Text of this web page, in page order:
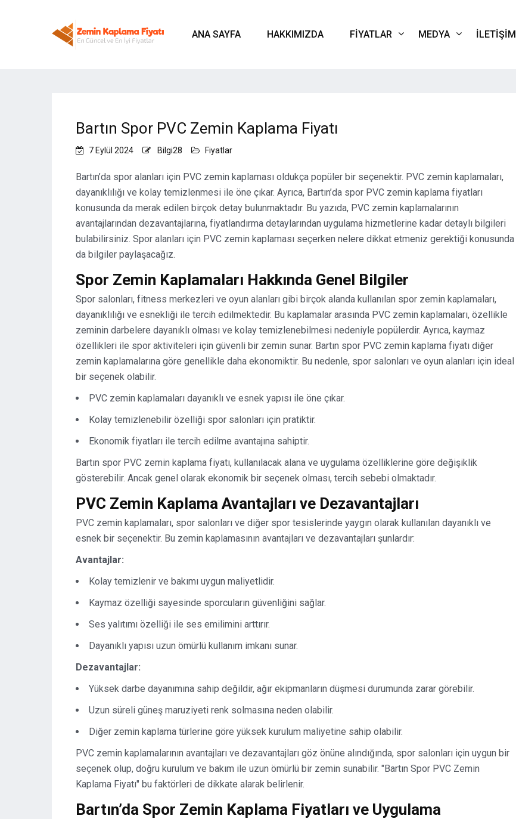
ANA SAYFA HAKKIMIZDA FIYATLAR MEDYA İLETIŞIM
Bartın Spor PVC Zemin Kaplama Fiyatı
7 Eylül 2024 Bilgi28 Fiyatlar
Bartın’da spor alanları için PVC zemin kaplaması oldukça popüler bir seçenektir. PVC zemin kaplamaları,
dayanıklılığı ve kolay temizlenmesi ile öne çıkar. Ayrıca, Bartın’da spor PVC zemin kaplama fiyatları
konusunda da merak edilen birçok detay bulunmaktadır. Bu yazıda, PVC zemin kaplamalarının
avantajlarından dezavantajlarına, fiyatlandırma detaylarından uygulama hizmetlerine kadar detaylı bilgileri
bulabilirsiniz. Spor alanları için PVC zemin kaplaması seçerken nelere dikkat etmeniz gerektiği konusunda
da bilgiler paylaşacağız.
Spor Zemin Kaplamaları Hakkında Genel Bilgiler
Spor salonları, fitness merkezleri ve oyun alanları gibi birçok alanda kullanılan spor zemin kaplamaları,
dayanıklılığı ve esnekliği ile tercih edilmektedir. Bu kaplamalar arasında PVC zemin kaplamaları, özellikle
zeminin darbelere dayanıklı olması ve kolay temizlenebilmesi nedeniyle popülerdir. Ayrıca, kaymaz
özellikleri ile spor aktiviteleri için güvenli bir zemin sunar. Bartın spor PVC zemin kaplama fiyatı diğer
zemin kaplamalarına göre genellikle daha ekonomiktir. Bu nedenle, spor salonları ve oyun alanları için ideal
bir seçenek olabilir.
PVC zemin kaplamaları dayanıklı ve esnek yapısı ile öne çıkar.
Kolay temizlenebilir özelliği spor salonları için pratiktir.
Ekonomik fiyatları ile tercih edilme avantajına sahiptir.
Bartın spor PVC zemin kaplama fiyatı, kullanılacak alana ve uygulama özelliklerine göre değişiklik
gösterebilir. Ancak genel olarak ekonomik bir seçenek olması, tercih sebebi olmaktadır.
PVC Zemin Kaplama Avantajları ve Dezavantajları
PVC zemin kaplamaları, spor salonları ve diğer spor tesislerinde yaygın olarak kullanılan dayanıklı ve
esnek bir seçenektir. Bu zemin kaplamasının avantajları ve dezavantajları şunlardır:
Avantajlar:
Kolay temizlenir ve bakımı uygun maliyetlidir.
Kaymaz özelliği sayesinde sporcuların güvenliğini sağlar.
Ses yalıtımı özelliği ile ses emilimini arttırır.
Dayanıklı yapısı uzun ömürlü kullanım imkanı sunar.
Dezavantajlar:
Yüksek darbe dayanımına sahip değildir, ağır ekipmanların düşmesi durumunda zarar görebilir.
Uzun süreli güneş maruziyeti renk solmasına neden olabilir.
Diğer zemin kaplama türlerine göre yüksek kurulum maliyetine sahip olabilir.
PVC zemin kaplamalarının avantajları ve dezavantajları göz önüne alındığında, spor salonları için uygun bir
seçenek olup, doğru kurulum ve bakım ile uzun ömürlü bir zemin sunabilir. "Bartın Spor PVC Zemin
Kaplama Fiyatı" bu faktörleri de dikkate alarak belirlenir.
Bartın’da Spor Zemin Kaplama Fiyatları ve Uygulama